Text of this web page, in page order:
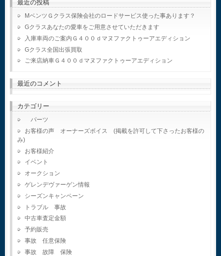
最近の投稿
MベンツＧクラス保険会社のロードサービス使った事あります？
Gクラスあなたの愛車をご用意させていただきます
入庫車両のご案内Ｇ４００ｄマヌファクトゥーアエディション
Gクラス全国出張買取
ご来店納車Ｇ４００ｄマヌファクトゥーアエディション
最近のコメント
カテゴリー
パーツ
お客様の声 オーナーズボイス (掲載を許可して下さったお客様の
み)
お客様紹介
イベント
オークション
ゲレンデヴァーゲン情報
シーズンキャンペーン
トラブル 事故
中古車査定金額
予約販売
事故 任意保険
事故 故障 保険